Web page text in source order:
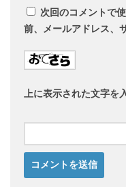
次回のコメントで
前、メールアドレス、
上に表示された文字を